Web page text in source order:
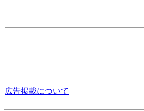
広告掲載について